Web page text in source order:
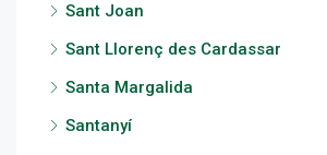
Sant Joan
Sant Llorenç des Cardassar
Santa Margalida
Santanyí